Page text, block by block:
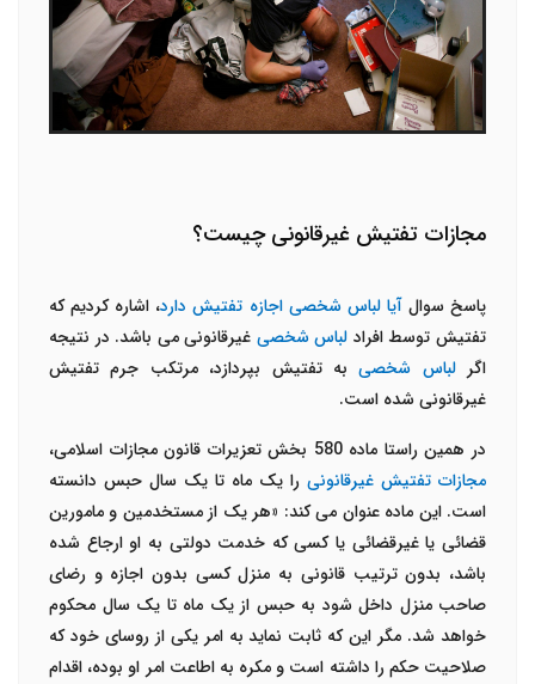
مجازات تفتیش غیرقانونی چیست؟
پاسخ سوالآیا لباس شخصی اجازه تفتیش دارد، اشاره کردیم که
تفتیش توسط افراد لباس شخصی غیرقانونی می باشد. در نتیجه
اگرلباس شخصیبه تفتیش بپردازد، مرتکب جرم تفتیش
غیرقانونی شده است.
در همین راستا ماده 580 بخش تعزیرات قانون مجازات اسلامی،
مجازات تفتیش غیرقانونی را یک ماه تا یک سال حبس دانسته
است. این ماده عنوان می کند: «هر یک از مستخدمین و مامورین
قضائی یا غیرقضائی یا کسی که خدمت دولتی به او ارجاع شده
باشد، بدون ترتیب قانونی به منزل کسی ‌بدون اجازه و رضای
صاحب منزل داخل شود به حبس از یک ماه تا یک سال محکوم
خواهد شد. مگر این که ثابت نماید به امر یکی از روسای خود که‌
صلاحیت حکم را داشته است و مکره به اطاعت امر او بوده، اقدام